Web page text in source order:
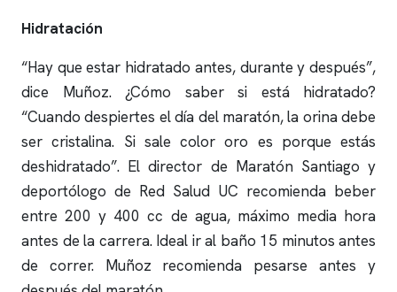
Hidratación
“Hay que estar hidratado antes, durante y después”,
dice Muñoz. ¿Cómo saber si está hidratado?
“Cuando despiertes el día del maratón, la orina debe
ser cristalina. Si sale color oro es porque estás
deshidratado”. El director de Maratón Santiago y
deportólogo de Red Salud UC recomienda beber
entre 200 y 400 cc de agua, máximo media hora
antes de la carrera. Ideal ir al baño 15 minutos antes
de correr. Muñoz recomienda pesarse antes y